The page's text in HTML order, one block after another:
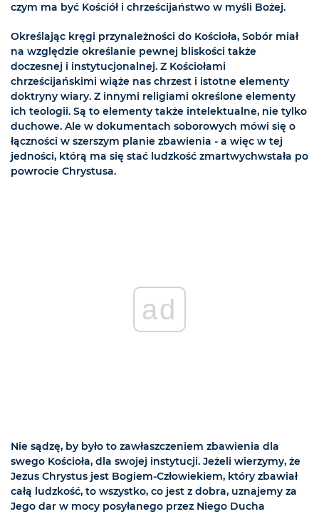
czym ma być Kościół i chrześcijaństwo w myśli Bożej.
Określając kręgi przynależności do Kościoła, Sobór miał
na względzie określanie pewnej bliskości także
doczesnej i instytucjonalnej. Z Kościołami
chrześcijańskimi wiąże nas chrzest i istotne elementy
doktryny wiary. Z innymi religiami określone elementy
ich teologii. Są to elementy także intelektualne, nie tylko
duchowe. Ale w dokumentach soborowych mówi się o
łączności w szerszym planie zbawienia - a więc w tej
jedności, którą ma się stać ludzkość zmartwychwstała po
powrocie Chrystusa.
ad
Nie sądzę, by było to zawłaszczeniem zbawienia dla
swego Kościoła, dla swojej instytucji. Jeżeli wierzymy, że
Jezus Chrystus jest Bogiem-Człowiekiem, który zbawiał
całą ludzkość, to wszystko, co jest z dobra, uznajemy za
Jego dar w mocy posyłanego przez Niego Ducha